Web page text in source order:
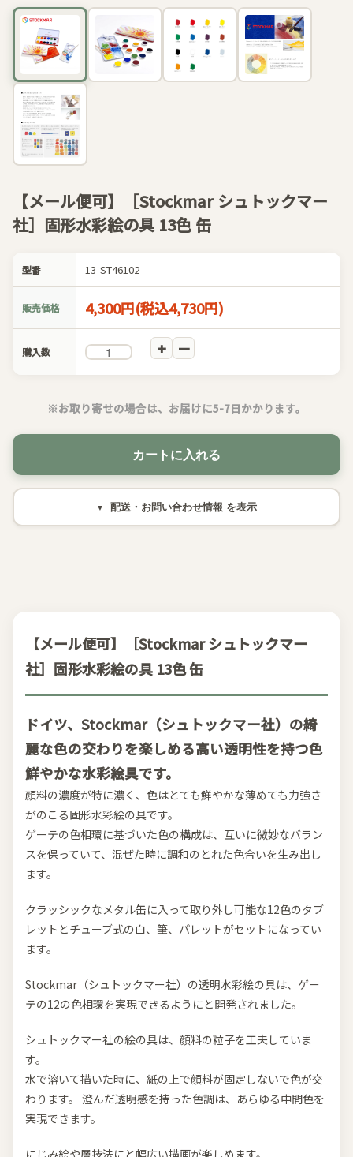
【メール便可】［Stockmar シュトックマー
社］固形水彩絵の具 13色 缶
型番 13-ST46102
販売価格 4,300円(税込4,730円)
購入数
※お取り寄せの場合は、お届けに5-7日かかります。
カートに入れる
配送・お問い合わせ情報
【メール便可】［Stockmar シュトックマー
社］固形水彩絵の具 13色 缶
ドイツ、Stockmar（シュトックマー社）の綺
麗な色の交わりを楽しめる高い透明性を持つ色
鮮やかな水彩絵具です。
顔料の濃度が特に濃く、色はとても鮮やかな薄めても力強さ
がのこる固形水彩絵の具です。
ゲーテの色相環に基づいた色の構成は、互いに微妙なバラン
スを保っていて、混ぜた時に調和のとれた色合いを生み出し
ます。
クラッシックなメタル缶に入って取り外し可能な12色のタブ
レットとチューブ式の白、筆、パレットがセットになってい
ます。
Stockmar（シュトックマー社）の透明水彩絵の具は、ゲー
テの12の色相環を実現できるようにと開発されました。
シュトックマー社の絵の具は、顔料の粒子を工夫していま
す。
水で溶いて描いた時に、紙の上で顔料が固定しないで色が交
わります。 澄んだ透明感を持った色調は、あらゆる中間色を
実現できます。
にじみ絵や層技法にと幅広い描画が楽しめます。